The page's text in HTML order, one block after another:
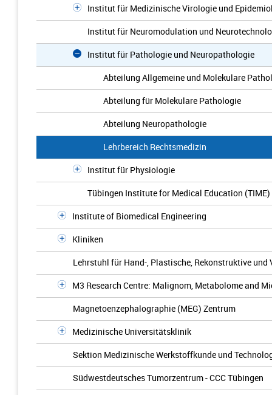
Institut für Medizinische Virologie und
Institut für Neuromodulation und
Institut für Pathologie und Neuropathologie
Abteilung Allgemeine und Molekulare
Abteilung für Molekulare Pathologie
Abteilung Neuropathologie
Lehrbereich Rechtsmedizin
Institut für Physiologie
Tübingen Institute for Medical Education (TIME)
Institute of Biomedical Engineering
Kliniken
Lehrstuhl für Hand-, Plastische, Rekonstruktive
M3 Research Centre: Malignom, Metabolome and
Magnetoenzephalographie (MEG) Zentrum
Medizinische Universitätsklinik
Sektion Medizinische Werkstoffkunde und
Südwestdeutsches Tumorzentrum - CCC Tübingen